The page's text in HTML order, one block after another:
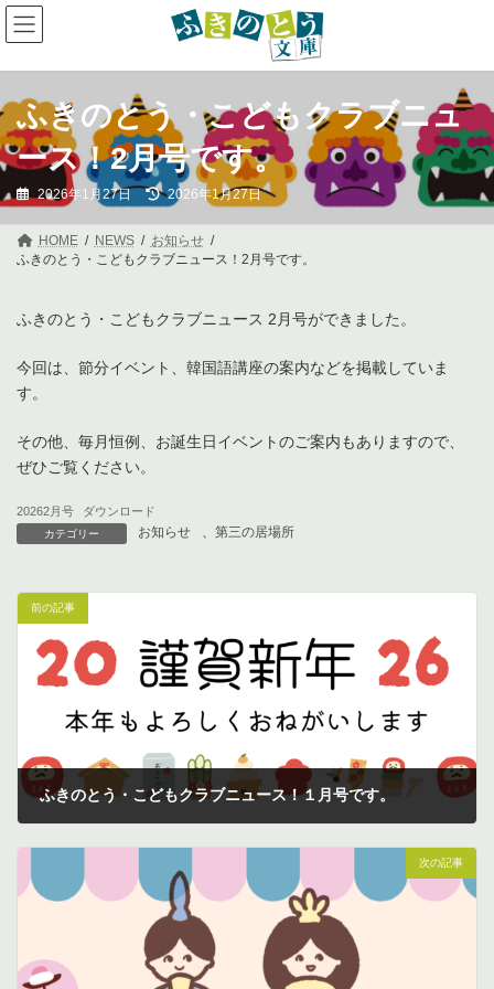
コ
ン
テ
ン
へ
ス
キ
ッ
ナ
ビ
ゲ
ー
ョ
ン
に
移
ふきのとう・こどもクラブニュ
ース！2月号です。
2026年1月27日
最
終
新
日
時
2026年1月27日
HOME NEWS
お知らせ
ふきのとう・こどもクラブニュース！2月号です。
ふきのとう・こどもクラブニュース 2月号ができました。
今回は、節分イベント、韓国語講座の案内などを掲載していま
す。
その他、毎月恒例、お誕生日イベントのご案内もありますので、
ぜひご覧ください。
20262月号 ダウンロード
カテゴリー お知らせ 、 第三の居場所
前の記事
ふきのとう・こどもクラブニュース！１月号です。
次の記事